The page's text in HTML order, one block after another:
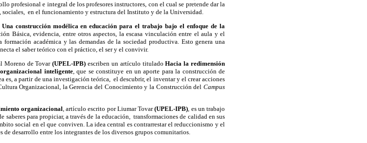
profesional e integral de los profesores instructores, con el cual se pretende dar la
en el funcionamiento y estructura del Instituto y de la Universidad.
Una construcción modélica en educación para el trabajo bajo el enfoque de la
Básica, evidencia, entre otros aspectos, la escasa vinculación entre el aula y el
académica y las demandas de la sociedad productiva. Esto genera una
el saber teórico con el práctico, el ser y el convivir.
Moreno de Tovar(UPEL-IPB)escriben un artículo titulado Hacia la redimensión
inteligente, que se constituye en un aporte para la construcción de
es, a partir de una investigación teórica, el descubrir, el inventar y el crear acciones
Organizacional, la Gerencia del Conocimiento y la Construcción del Campus
organizacional, artículo escrito por Liumar Tovar(UPEL-IPB), es un trabajo
para propiciar, a través de la educación, transformaciones de calidad en sus
social en el que conviven. Laidea central es contrarrestar el reduccionismo y el
desarrollo entre los integrantes de los diversos grupos comunitarios.